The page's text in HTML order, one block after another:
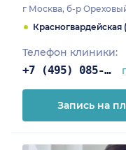
г Москва, б-р
Красногвардейская
Телефон клиники:
+7 (495) 085-25-03
Запись на